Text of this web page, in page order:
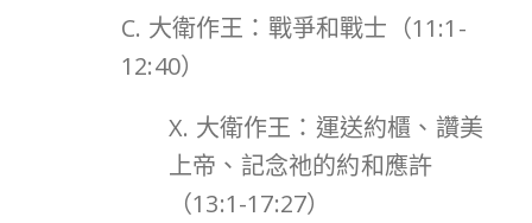
C. 大衛作王：戰爭和戰士（11:1-
12:40）
X. 大衛作王：運送約櫃、讚美
上帝、記念祂的約和應許
（13:1-17:27）